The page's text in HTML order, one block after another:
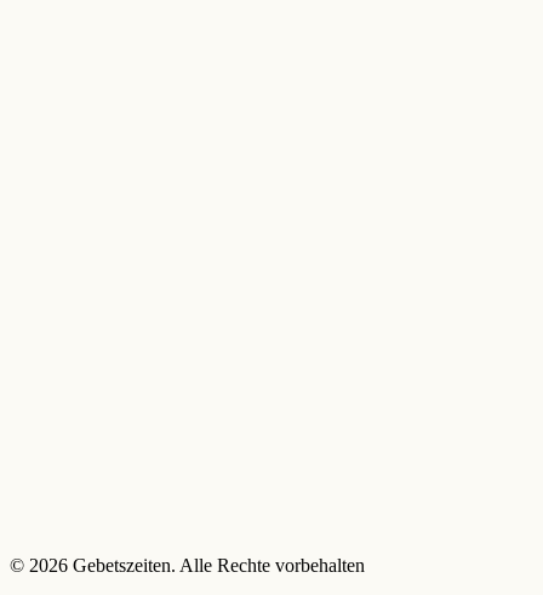
© 2026 Gebetszeiten. Alle Rechte vorbehalten